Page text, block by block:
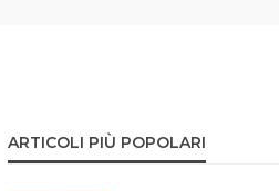
ARTICOLI PIÙ POPOLARI